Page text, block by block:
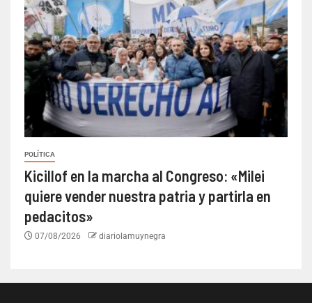
POLÍTICA
Kicillof en la marcha al Congreso: «Milei
quiere vender nuestra patria y partirla en
pedacitos»
07/08/2026 diariolamuynegra